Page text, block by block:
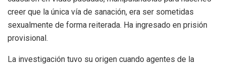
creer que la única vía de sanación, era ser sometidas
sexualmente de forma reiterada. Ha ingresado en prisión
provisional.
La investigación tuvo su origen cuando agentes de la